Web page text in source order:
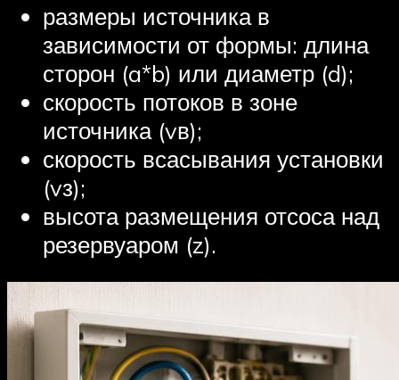
размеры источника в
зависимости от формы: длина
сторон (a*b) или диаметр (d);
скорость потоков в зоне
источника (vв);
скорость всасывания установки
(vз);
высота размещения отсоса над
резервуаром (z).